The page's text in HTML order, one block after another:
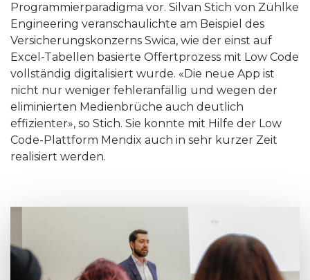
Programmierparadigma vor. Silvan Stich von Zühlke
Engineering veranschaulichte am Beispiel des
Versicherungskonzerns Swica, wie der einst auf
Excel-Tabellen basierte Offertprozess mit Low Code
vollständig digitalisiert wurde. «Die neue App ist
nicht nur weniger fehleranfällig und wegen der
eliminierten Medienbrüche auch deutlich
effizienter», so Stich. Sie konnte mit Hilfe der Low
Code-Plattform Mendix auch in sehr kurzer Zeit
realisiert werden.